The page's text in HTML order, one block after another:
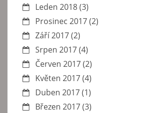
Leden 2018(3)
Prosinec 2017(2)
Září 2017(2)
Srpen 2017(4)
Červen 2017(2)
Květen 2017(4)
Duben 2017(1)
Březen 2017(3)